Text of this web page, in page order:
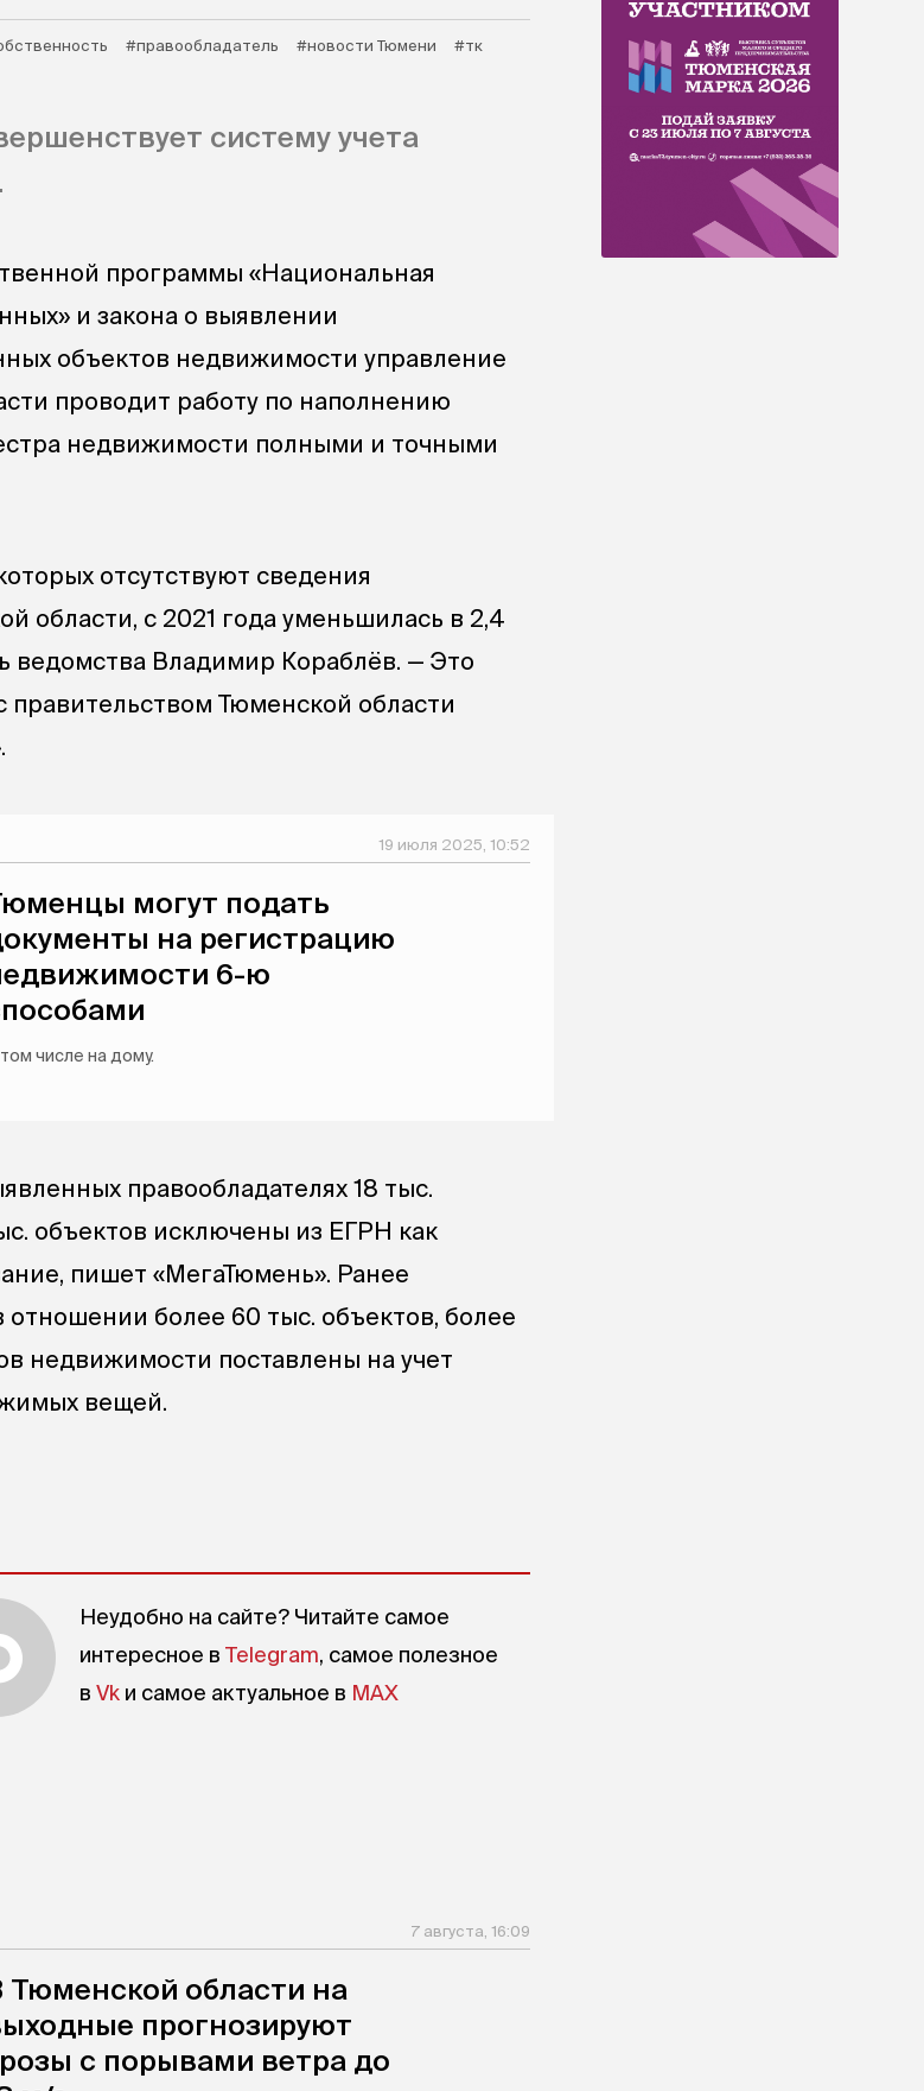
#правообладатель #новости Тюмени #тк
систему учета
программы «Национальная
и закона о выявлении
объектов недвижимости управление
проводит работу по наполнению
недвижимости полными и точными
отсутствуют сведения
области, с 2021 года уменьшилась в 2,4
ведомства Владимир Кораблёв. — Это
правительством Тюменской области
19 июля 2025, 10:52
могут подать
на регистрацию
6-ю
числе на дому.
правообладателях 18 тыс.
объектов исключены из ЕГРН как
пишет «МегаТюмень». Ранее
более 60 тыс. объектов, более
недвижимости поставлены на учет
вещей.
Неудобно на сайте? Читайте самое
интересное в Telegram, самое полезное
в Vk и самое актуальное в MAX
7 августа, 16:09
Тюменской области на
прогнозируют
с порывами ветра до